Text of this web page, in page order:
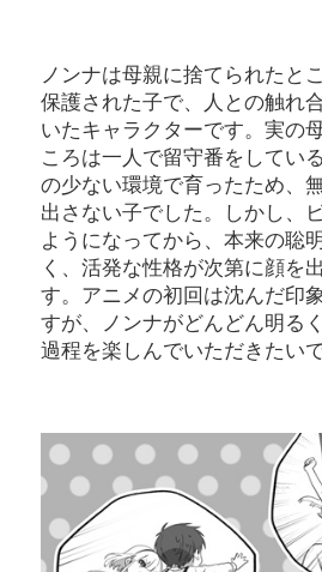
ノンナは母親に捨てられたと
保護された子で、人との触れ
いたキャラクターです。実の
ころは一人で留守番をしてい
の少ない環境で育ったため、
出さない子でした。しかし、
ようになってから、本来の聡
く、活発な性格が次第に顔を
す。アニメの初回は沈んだ印
すが、ノンナがどんどん明る
過程を楽しんでいただきたいで